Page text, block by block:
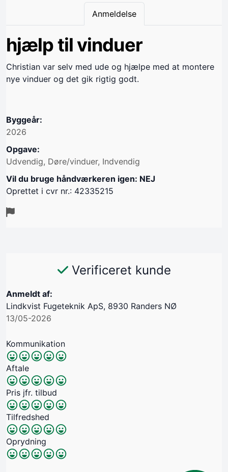
Anmeldelse
hjælp til vinduer
Christian var selv med ude og hjælpe med at montere
nye vinduer og det gik rigtig godt.
Byggeår:
2026
Opgave:
Udvendig, Døre/vinduer, Indvendig
Vil du bruge håndværkeren igen: NEJ
Oprettet i cvr nr.: 42335215
Verificeret kunde
Anmeldt af:
Lindkvist Fugeteknik ApS, 8930 Randers NØ
13/05-2026
Kommunikation
Aftale
Pris jfr. tilbud
Tilfredshed
Oprydning